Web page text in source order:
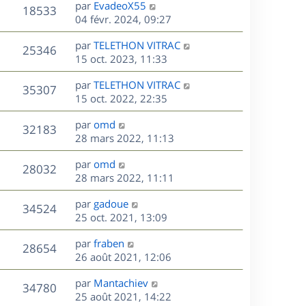
e
n
i
e
r
m
e
s
s
a
g
e
18533V
u
e
s
D
e
r
n
i
e
r
m
e
s
s
a
g
e
par EvadeoX55
04 févr. 2024, 09:27
25346V
u
s
D
e
r
n
i
e
r
m
e
s
s
a
g
e
par TELETHON VITRAC
15 oct. 2023, 11:33
35307V
u
e
s
D
e
r
n
i
e
r
m
e
s
s
a
g
e
par TELETHON VITRAC
15 oct. 2022, 22:35
32183V
u
e
D
e
r
n
i
e
r
m
e
s
s
a
g
e
par omd
28 mars 2022, 11:13
28032V
u
D
e
r
n
i
e
r
m
e
s
s
par omd
28 mars 2022, 11:11
34524V
u
s
D
e
r
n
i
e
r
m
par gadoue
25 oct. 2021, 13:09
28654V
u
D
e
r
n
i
par fraben
26 août 2021, 12:06
34780V
D
e
par Mantachiev
25 août 2021, 14:22